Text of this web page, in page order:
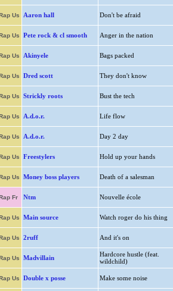
Us Aaron hall Don't be afraid
Us Pete rock & cl smooth Anger in the nation
Us Akinyele Bags packed
Us Dred scott They don't know
Us Strickly roots Bust the tech
Us A.d.o.r. Life flow
Us A.d.o.r. Day 2 day
Us Freestylers Hold up your hands
Us Money boss players Death of a salesman
Fr Ntm Nouvelle école
Us Main source Watch roger do his thing
Us 2ruff And it's on
Us Madvillain
Hardcore hustle (feat.
wildchild)
Us Double x posse Make some noise